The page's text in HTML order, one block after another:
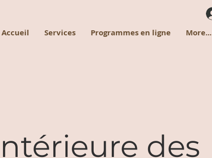
Accueil Services Programmes en ligne More...
des